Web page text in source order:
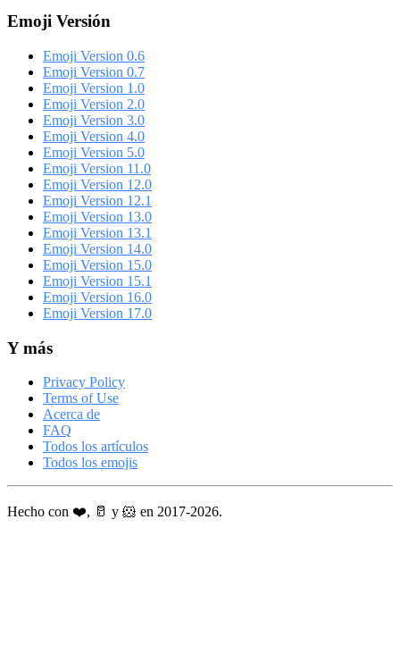
Emoji Versión
Emoji Version 0.6
Emoji Version 0.7
Emoji Version 1.0
Emoji Version 2.0
Emoji Version 3.0
Emoji Version 4.0
Emoji Version 5.0
Emoji Version 11.0
Emoji Version 12.0
Emoji Version 12.1
Emoji Version 13.0
Emoji Version 13.1
Emoji Version 14.0
Emoji Version 15.0
Emoji Version 15.1
Emoji Version 16.0
Emoji Version 17.0
Y más
Privacy Policy
Terms of Use
Acerca de
FAQ
Todos los artículos
Todos los emojis
Hecho con ❤️, 🥛 y 🐹 en 2017-2026.